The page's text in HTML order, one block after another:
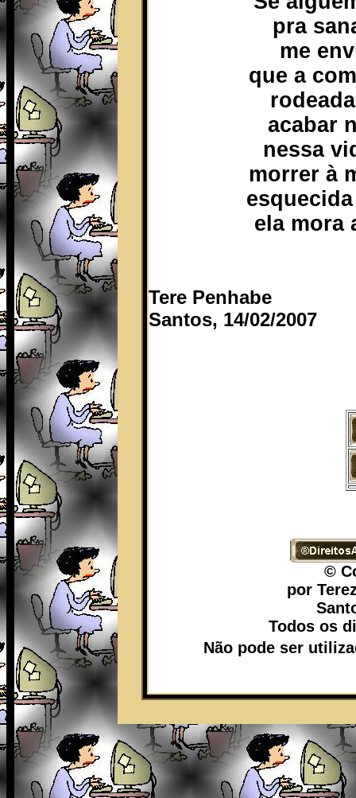
pra
me
que a
acabar
nessa
morrer à
ela mora
Tere Penhabe
Santos, 14/02/2007
©
por
Todos os
Não pode ser